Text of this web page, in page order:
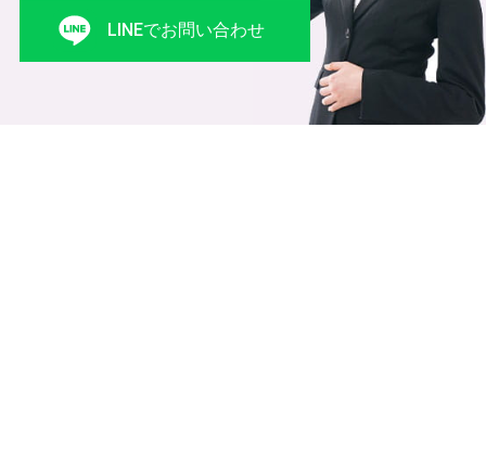
LINEでお問い合わせ